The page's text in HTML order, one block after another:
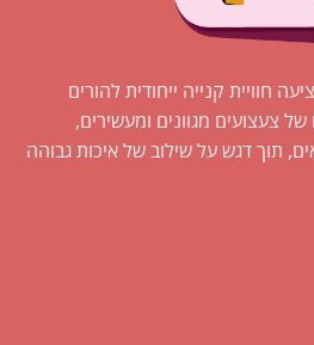
חוויית קנייה ייחודית להורים
צעצועים מגוונים ומעשירים,
תוך דגש על שילוב של איכות גבוהה